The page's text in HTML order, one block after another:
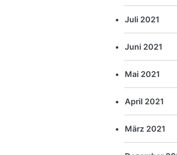
Juli 2021
Juni 2021
Mai 2021
April 2021
März 2021